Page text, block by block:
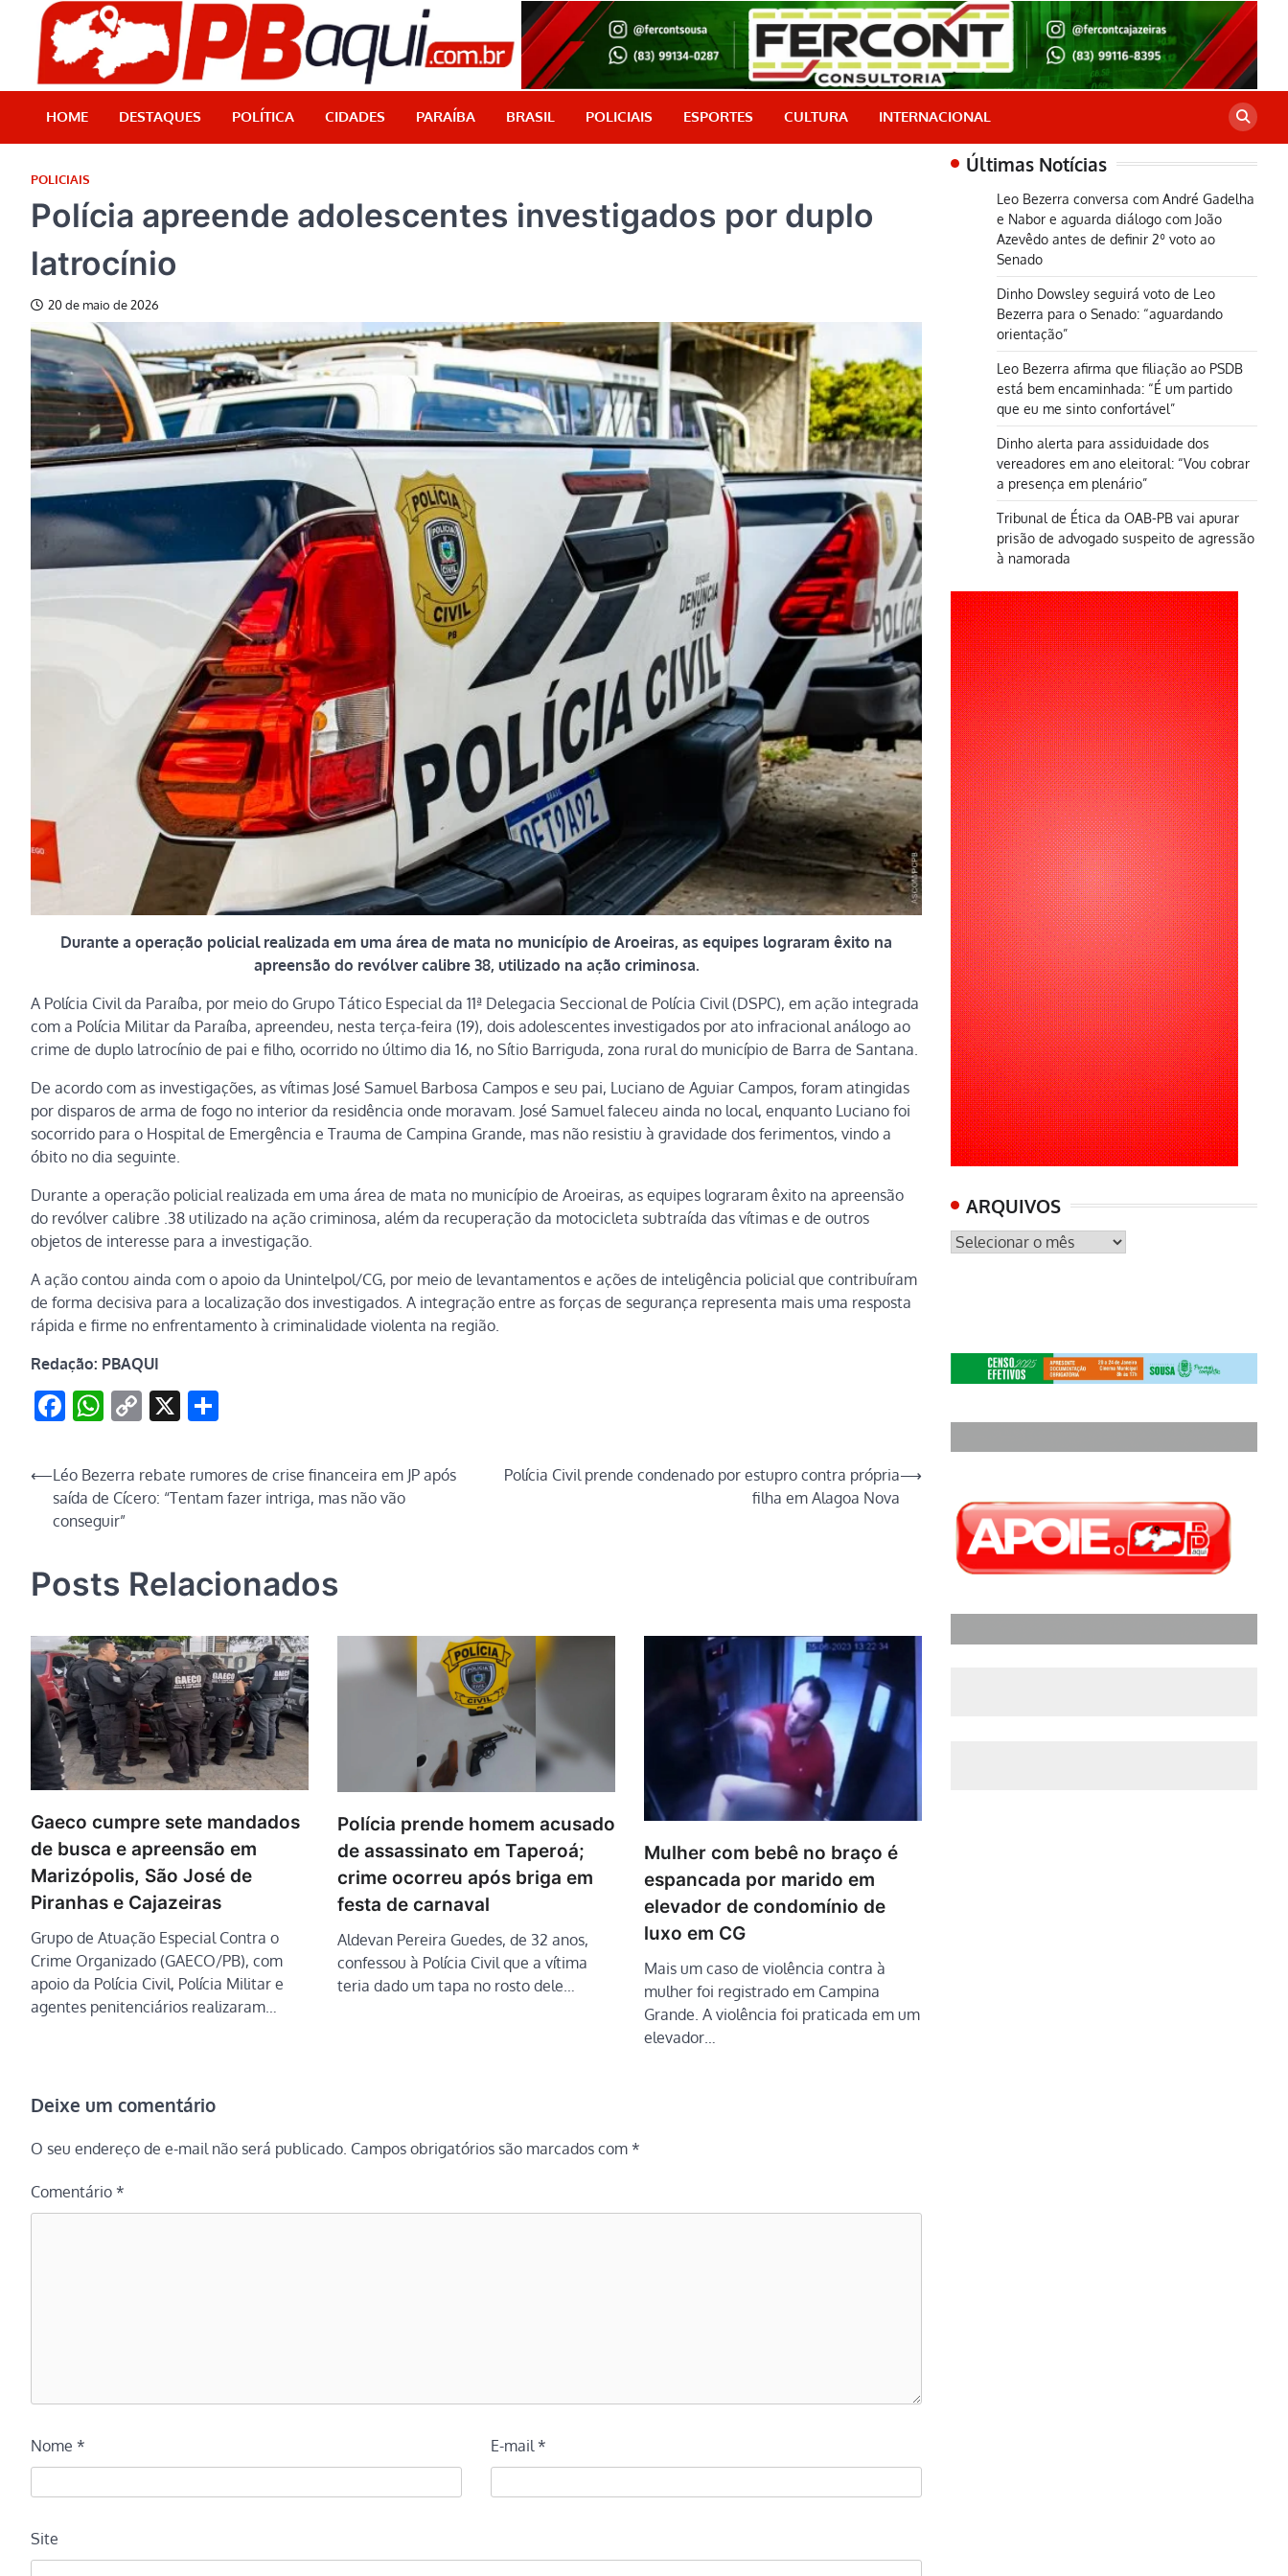
content
PB Aqui
Jornalismo com credibilidade, é aqui!
HOME DESTAQUES POLÍTICA CIDADES PARAÍBA BRASIL POLICIAIS ESPORTES CULTURA INTERNACIONAL
POLICIAIS
Polícia apreende adolescentes investigados por duplo
latrocínio
20 de maio de 2026
Durante a operação policial realizada em uma área de mata no município de Aroeiras, as equipes lograram êxito na
apreensão do revólver calibre 38, utilizado na ação criminosa.
A Polícia Civil da Paraíba, por meio do Grupo Tático Especial da 11ª Delegacia Seccional de Polícia Civil (DSPC), em ação integrada
com a Polícia Militar da Paraíba, apreendeu, nesta terça-feira (19), dois adolescentes investigados por ato infracional análogo ao
crime de duplo latrocínio de pai e filho, ocorrido no último dia 16, no Sítio Barriguda, zona rural do município de Barra de Santana.
De acordo com as investigações, as vítimas José Samuel Barbosa Campos e seu pai, Luciano de Aguiar Campos, foram atingidas
por disparos de arma de fogo no interior da residência onde moravam. José Samuel faleceu ainda no local, enquanto Luciano foi
socorrido para o Hospital de Emergência e Trauma de Campina Grande, mas não resistiu à gravidade dos ferimentos, vindo a
óbito no dia seguinte.
Durante a operação policial realizada em uma área de mata no município de Aroeiras, as equipes lograram êxito na apreensão
do revólver calibre .38 utilizado na ação criminosa, além da recuperação da motocicleta subtraída das vítimas e de outros
objetos de interesse para a investigação.
A ação contou ainda com o apoio da Unintelpol/CG, por meio de levantamentos e ações de inteligência policial que contribuíram
de forma decisiva para a localização dos investigados. A integração entre as forças de segurança representa mais uma resposta
rápida e firme no enfrentamento à criminalidade violenta na região.
Redação: PBAQUI
Facebook
WhatsApp
Copy
X
Navegação
⟵Léo Bezerra rebate rumores de crise financeira em JP após
saída de Cícero: “Tentam fazer intriga, mas não vão
conseguir”
Polícia Civil prende condenado por estupro contra própria
filha em Alagoa Nova
⟶
Posts Relacionados
Gaeco cumpre sete mandados
de busca e apreensão em
Marizópolis, São José de
Piranhas e Cajazeiras
Grupo de Atuação Especial Contra o
Crime Organizado (GAECO/PB), com
apoio da Polícia Civil, Polícia Militar e
agentes penitenciários realizaram…
Polícia prende homem acusado
de assassinato em Taperoá;
crime ocorreu após briga em
festa de carnaval
Aldevan Pereira Guedes, de 32 anos,
confessou à Polícia Civil que a vítima
teria dado um tapa no rosto dele…
Mulher com bebê no braço é
espancada por marido em
elevador de condomínio de
luxo em CG
Mais um caso de violência contra à
mulher foi registrado em Campina
Grande. A violência foi praticada em um
elevador…
Deixe um comentário
O seu endereço de e-mail não será publicado. Campos obrigatórios são marcados com *
Comentário *
Nome * E-mail*
Site
Últimas Notícias
Leo Bezerra conversa com André Gadelha
e Nabor e aguarda diálogo com João
Azevêdo antes de definir 2º voto ao
Senado
Dinho Dowsley seguirá voto de Leo
Bezerra para o Senado: “aguardando
orientação”
Leo Bezerra afirma que filiação ao PSDB
está bem encaminhada: “É um partido
que eu me sinto confortável”
Dinho alerta para assiduidade dos
vereadores em ano eleitoral: “Vou cobrar
a presença em plenário”
Tribunal de Ética da OAB-PB vai apurar
prisão de advogado suspeito de agressão
à namorada
ARQUIVOS
ARQUIVOS